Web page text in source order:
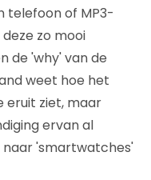
telefoon of MP3-
zo mooi
de 'why' van de
weet hoe het
eruit ziet, maar
ervan al
'smartwatches'